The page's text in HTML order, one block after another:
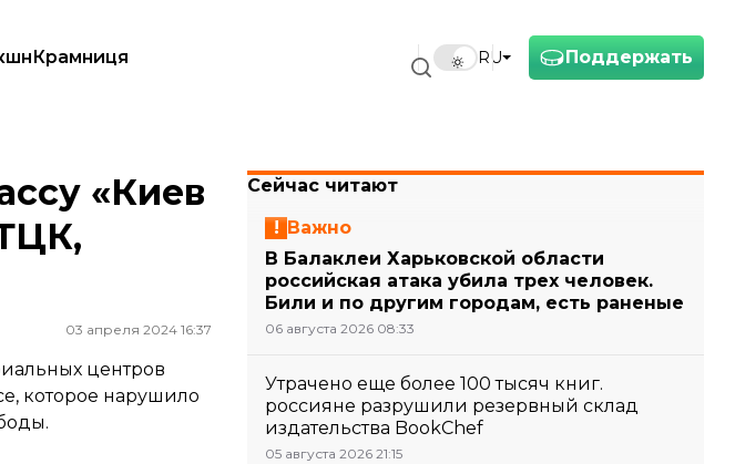
Поддержать
RU
Крамниця
«Киев
03 апреля 2024 16:37
центров
которое нарушило
Сейчас читают
Важно
В Балаклеи Харьковской области
российская атака убила трех человек.
Били и по другим городам, есть раненые
06 августа 2026 08:33
Утрачено еще более 100 тысяч книг.
россияне разрушили резервный склад
издательства BookChef
05 августа 2026 21:15